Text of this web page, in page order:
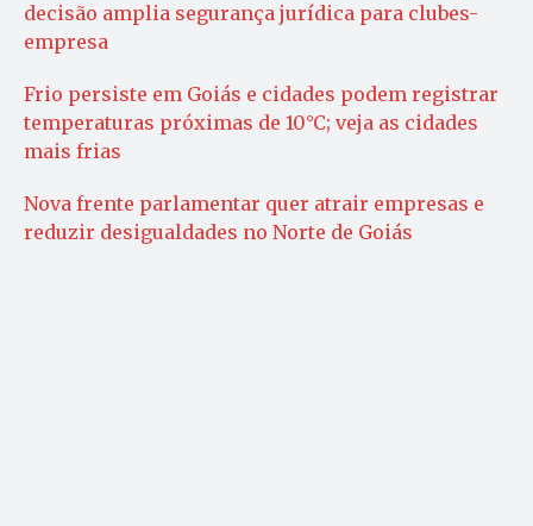
decisão amplia segurança jurídica para clubes-
empresa
Frio persiste em Goiás e cidades podem registrar
temperaturas próximas de 10°C; veja as cidades
mais frias
Nova frente parlamentar quer atrair empresas e
reduzir desigualdades no Norte de Goiás